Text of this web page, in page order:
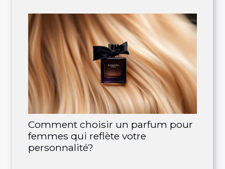
Comment choisir un parfum pour
femmes qui reflète votre
personnalité?